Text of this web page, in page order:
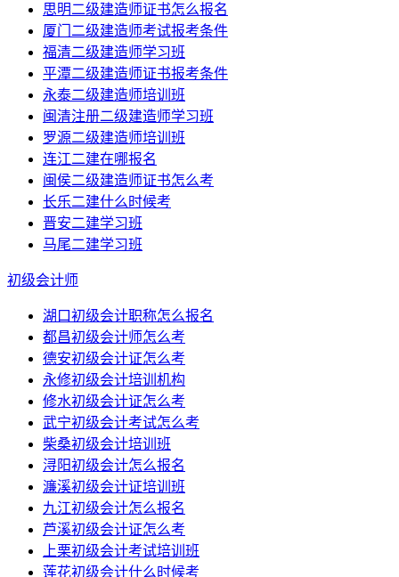
思明二级建造师证书怎么报名
厦门二级建造师考试报考条件
福清二级建造师学习班
平潭二级建造师证书报考条件
永泰二级建造师培训班
闽清注册二级建造师学习班
罗源二级建造师培训班
连江二建在哪报名
闽侯二级建造师证书怎么考
长乐二建什么时候考
晋安二建学习班
马尾二建学习班
初级会计师
湖口初级会计职称怎么报名
都昌初级会计师怎么考
德安初级会计证怎么考
永修初级会计培训机构
修水初级会计证怎么考
武宁初级会计考试怎么考
柴桑初级会计培训班
浔阳初级会计怎么报名
濂溪初级会计证培训班
九江初级会计怎么报名
芦溪初级会计证怎么考
上栗初级会计考试培训班
莲花初级会计什么时候考